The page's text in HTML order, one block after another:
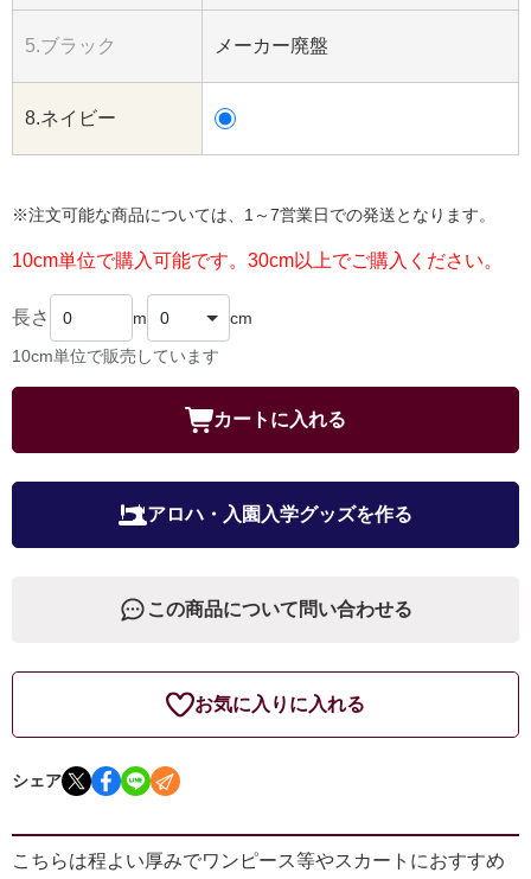
5.ブラック メーカー廃盤
8.ネイビー
※注文可能な商品については、1～7営業日での発送となります。
10cm単位で購入可能です。30cm以上でご購入ください。
長さ m cm
10cm単位で販売しています
カートに入れる
アロハ・入園入学グッズを作る
この商品について問い合わせる
お気に入りに入れる
シェア
こちらは程よい厚みでワンピース等やスカートにおすすめ